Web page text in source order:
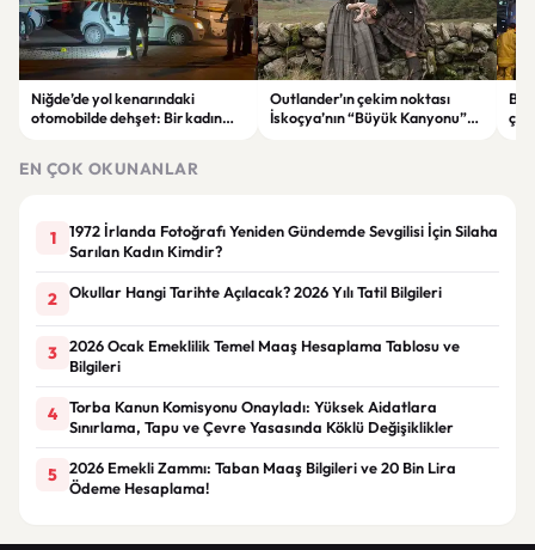
Niğde’de yol kenarındaki
otomobilde dehşet: Bir kadın
Outlander’ın çekim noktası
İskoçya’nın “Büyük Kanyonu”
EN ÇOK OKUNANLAR
1
1972 İrlanda Fotoğrafı Yeniden Gündemde Sevgilisi İçin Silaha
Sarılan Kadın Kimdir?
2 Okullar Hangi Tarihte Açılacak? 2026 Yılı Tatil Bilgileri
3
2026 Ocak Emeklilik Temel Maaş Hesaplama Tablosu ve
Bilgileri
4
Torba Kanun Komisyonu Onayladı: Yüksek Aidatlara
Sınırlama, Tapu ve Çevre Yasasında Köklü Değişiklikler
5
2026 Emekli Zammı: Taban Maaş Bilgileri ve 20 Bin Lira
Ödeme Hesaplama!